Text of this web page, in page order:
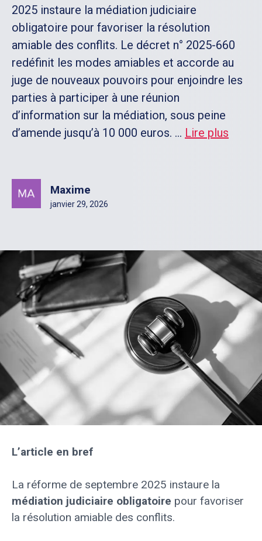
2025 instaure la médiation judiciaire
obligatoire pour favoriser la résolution
amiable des conflits. Le décret n° 2025-660
redéfinit les modes amiables et accorde au
juge de nouveaux pouvoirs pour enjoindre les
parties à participer à une réunion
d’information sur la médiation, sous peine
d’amende jusqu’à 10 000 euros. ... Lire plus
Maxime
janvier 29, 2026
L’article en bref
La réforme de septembre 2025 instaure la
médiation judiciaire obligatoire pour favoriser
la résolution amiable des conflits.